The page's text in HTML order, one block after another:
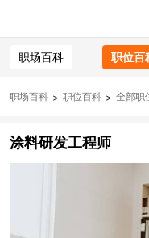
职场百科 职位百
职场百科 > 职位百科 > 全部职
涂料研发工程师